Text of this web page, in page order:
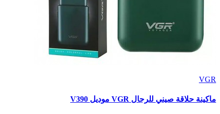
VGR
ماكينة حلاقة صيني للرجال VGR موديل V390